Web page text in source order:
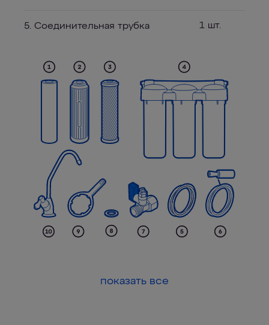
5. Соединительная трубка 1 шт.
показать все